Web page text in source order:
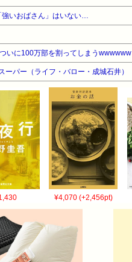
強いおばさん」はいない…
いに100万部を割ってしまうwwwwww
パー（ライフ・バロー・成城石井）
¥4,070 (+2,456pt)